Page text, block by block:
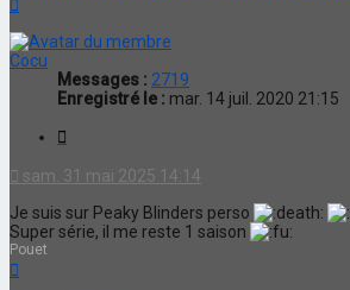
Cocu
Messages : 2719
Enregistré le : mar. 14 juil. 2020 21:15
sam. 31 mai 2025 14:14
Je suis sur Peaky Blinders perso
Super série, il me reste 1 saison
Pouet